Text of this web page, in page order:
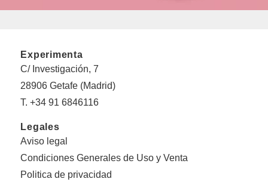
Experimenta
C/ Investigación, 7
28906 Getafe (Madrid)
T. +34 91 6846116
Legales
Aviso legal
Condiciones Generales de Uso y Venta
Politica de privacidad